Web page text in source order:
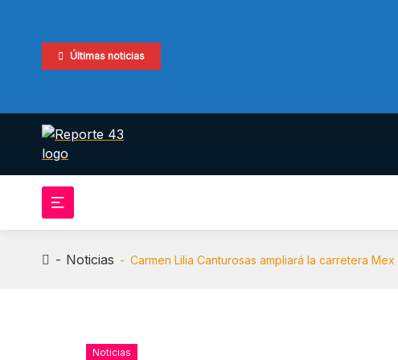
content
Últimas noticias
Reporte 43
Noticias Carmen Lilia Canturosas ampliará la carretera
Noticias